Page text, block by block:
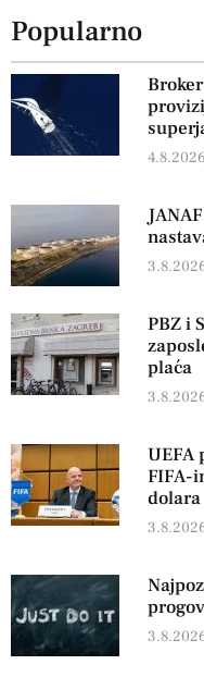
Popularno
PBZ i
plaća
UEFA
FIFA-
dolara